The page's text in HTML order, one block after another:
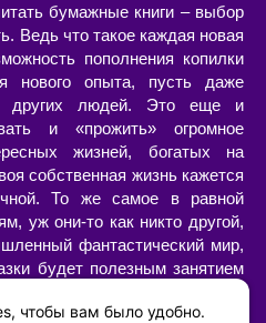
бумажные книги – выбор
Ведь что такое каждая новая
пополнения копилки
нового опыта, пусть даже
других людей. Это еще и
и «прожить» огромное
жизней, богатых на
собственная жизнь кажется
То же самое в равной
уж они-то как никто другой,
фантастический мир,
будет полезным занятием
чтобы вам было удобно.